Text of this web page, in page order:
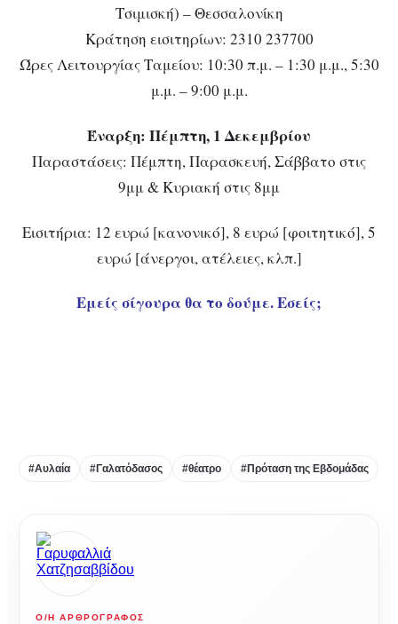
Τσιμισκή) – Θεσσαλονίκη
Κράτηση εισιτηρίων: 2310 237700
Ώρες Λειτουργίας Ταμείου: 10:30 π.μ. – 1:30 μ.μ., 5:30
μ.μ. – 9:00 μ.μ.
Έναρξη: Πέμπτη, 1 Δεκεμβρίου
Παραστάσεις: Πέμπτη, Παρασκευή, Σάββατο στις
9μμ & Κυριακή στις 8μμ
Εισιτήρια: 12 ευρώ [κανονικό], 8 ευρώ [φοιτητικό], 5
ευρώ [άνεργοι, ατέλειες, κλπ.]
Εμείς σίγουρα θα το δούμε. Εσείς;
#Αυλαία #Γαλατόδασος #θέατρο #Πρόταση της Εβδομάδας
Ο/Η ΑΡΘΡΟΓΡΆΦΟΣ